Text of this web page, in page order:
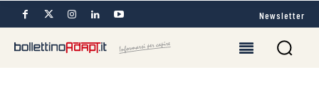
Newsletter